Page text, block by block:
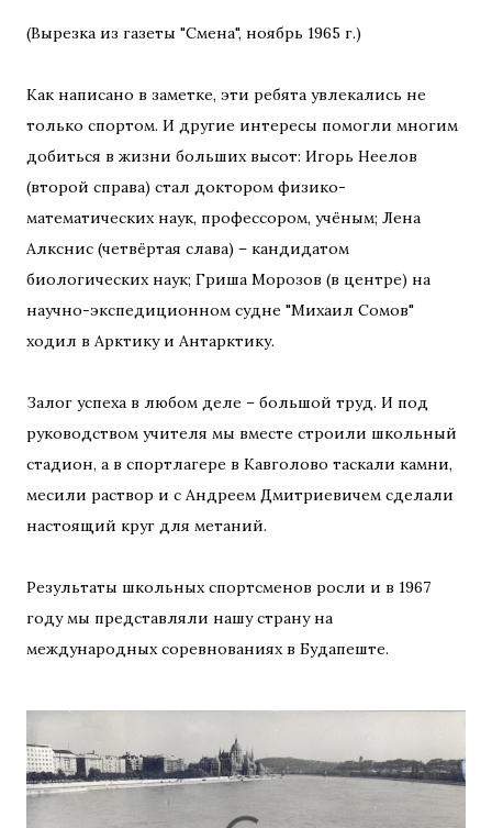
(Вырезка из газеты "Смена", ноябрь 1965 г.)
Как написано в заметке, эти ребята увлекались не
только спортом. И другие интересы помогли многим
добиться в жизни больших высот: Игорь Неелов
(второй справа) стал доктором физико-
математических наук, профессором, учёным; Лена
Алкснис (четвёртая слава) – кандидатом
биологических наук; Гриша Морозов (в центре) на
научно-экспедиционном судне "Михаил Сомов"
ходил в Арктику и Антарктику.
Залог успеха в любом деле – большой труд. И под
руководством учителя мы вместе строили школьный
стадион, а в спортлагере в Кавголово таскали камни,
месили раствор и с Андреем Дмитриевичем сделали
настоящий круг для метаний.
Результаты школьных спортсменов росли и в 1967
году мы представляли нашу страну на
международных соревнованиях в Будапеште.